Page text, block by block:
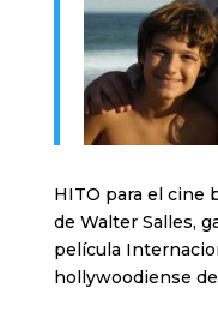
HITO para el cine
de Walter Salles,
película
hollywoodiense